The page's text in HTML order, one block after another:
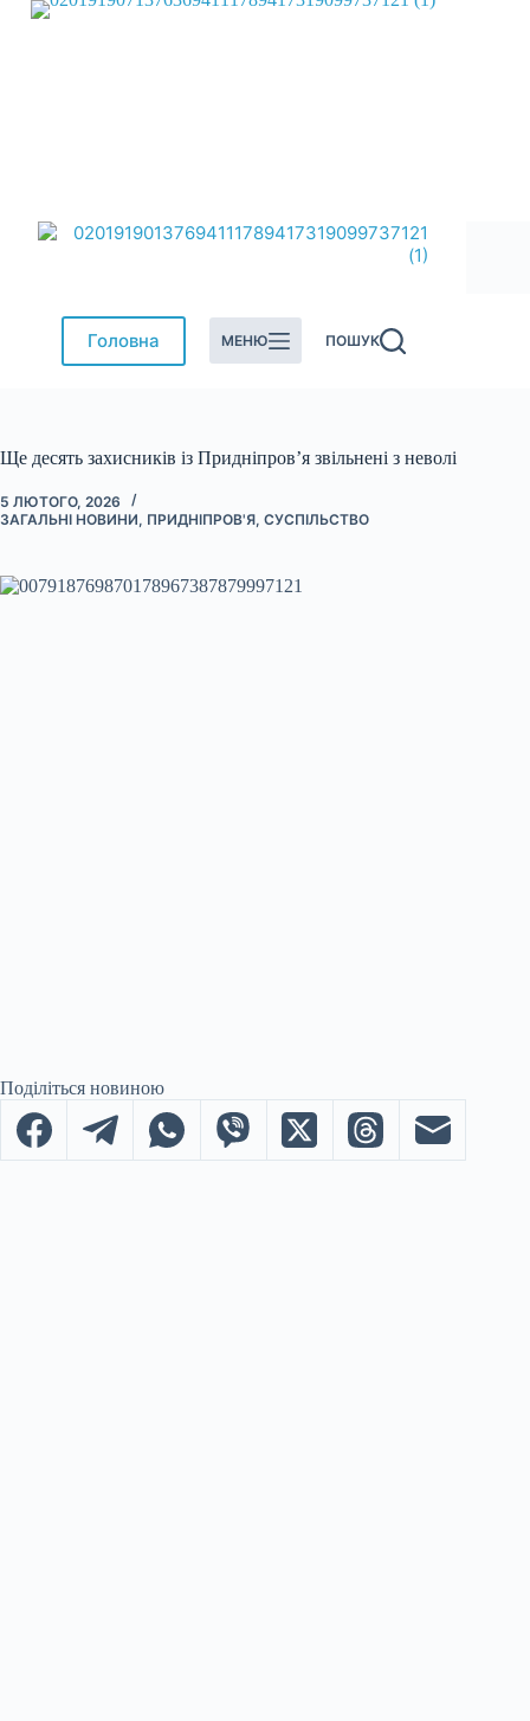
Перейти
Головна МЕНЮ ПОШУК
Ще десять захисників із Придніпров’я звільнені з неволі
5 ЛЮТОГО, 2026
ЗАГАЛЬНІ НОВИНИ, ПРИДНІПРОВ'Я, СУСПІЛЬСТВО
Поділіться новиною